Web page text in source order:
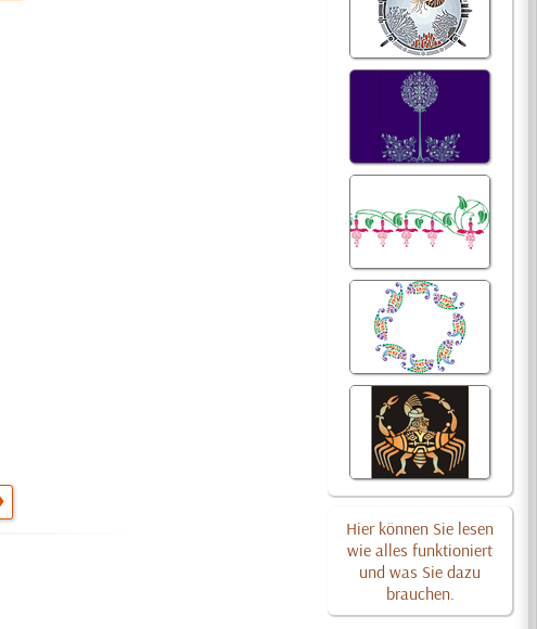
Hier können Sie lesen
wie alles funktioniert
und was Sie dazu
brauchen.